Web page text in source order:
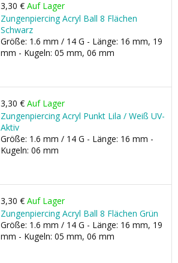
3,30 € Auf Lager
Zungenpiercing Acryl Ball 8 Flächen
Schwarz
Größe: 1.6 mm / 14 G - Länge: 16 mm, 19
mm - Kugeln: 05 mm, 06 mm
3,30 € Auf Lager
Zungenpiercing Acryl Punkt Lila / Weiß UV-
Aktiv
Größe: 1.6 mm / 14 G - Länge: 16 mm -
Kugeln: 06 mm
3,30 € Auf Lager
Zungenpiercing Acryl Ball 8 Flächen Grün
Größe: 1.6 mm / 14 G - Länge: 16 mm, 19
mm - Kugeln: 05 mm, 06 mm